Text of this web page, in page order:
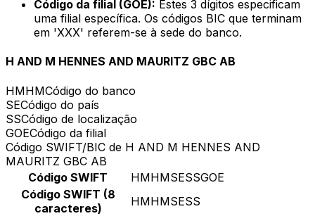
Código da filial (GOE): Estes 3 dígitos especificam
uma filial específica. Os códigos BIC que terminam
em 'XXX' referem-se à sede do banco.
H AND M HENNES AND MAURITZ GBC AB
HMHMCódigo do banco
SECódigo do país
SSCódigo de localização
GOECódigo da filial
Código SWIFT/BIC de H AND M HENNES AND
MAURITZ GBC AB
Código SWIFT
HMHMSESSGOE
Código SWIFT (8
caracteres)
HMHMSESS